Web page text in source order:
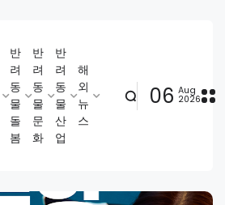
반
려
동
물
돌
봄
반
려
동
물
문
화
반
려
동
물
산
업
해
외
뉴
스
06 Aug
2026